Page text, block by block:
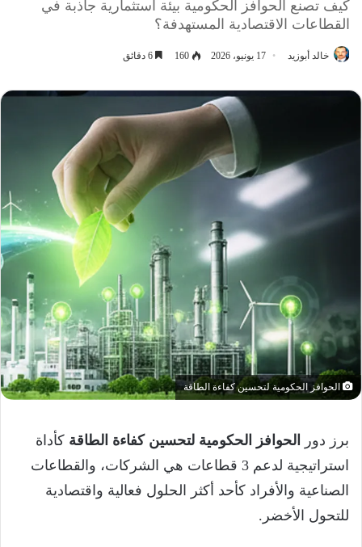
كيف تصنع الحوافز الحكومية بيئة استثمارية جاذبة في
القطاعات الاقتصادية المستهدفة؟
خالد أبوزيد 17 يونيو، 2026 160
الحوافز الحكومية لتحسين كفاءة الطاقة
برز دور الحوافز الحكومية لتحسين كفاءة الطاقة كأداة
استراتيجية لدعم 3 قطاعات هي الشركات، والقطاعات
الصناعية والأفراد كأحد أكثر الحلول فعالية واقتصادية
للتحول الأخضر.